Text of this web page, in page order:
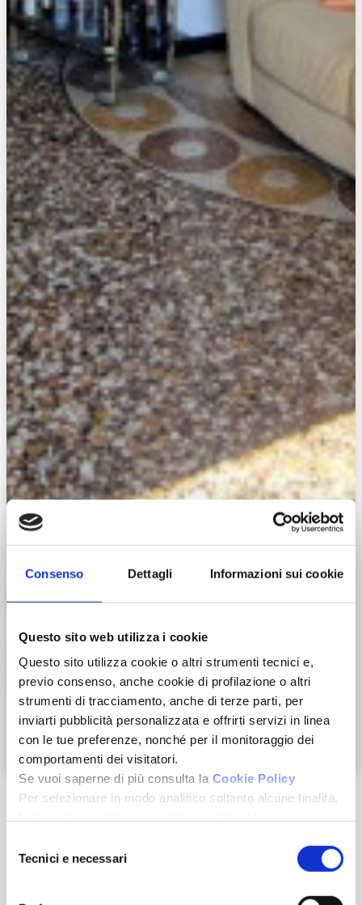
Consenso Dettagli Informazioni sui cookie
Questo sito web utilizza i cookie
Questo sito utilizza cookie o altri strumenti tecnici e,
previo consenso, anche cookie di profilazione o altri
strumenti di tracciamento, anche di terze parti, per
inviarti pubblicità personalizzata e offrirti servizi in linea
con le tue preferenze, nonché per il monitoraggio dei
comportamenti dei visitatori.
Se vuoi saperne di più consulta la Cookie Policy
Per selezionare in modo analitico soltanto alcune finalità,
Chiudendo questo banner tramite l’apposito comando
“Continua senza accettare” continuerai la navigazione del
sito in assenza di cookie o altri strumenti di tracciamento
delTecnici e necessari
Zoom
Caratteristiche